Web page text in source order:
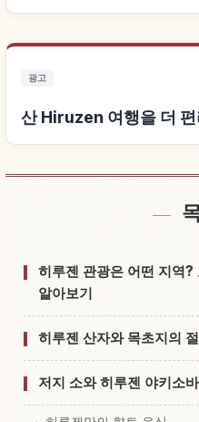
광고
산 Hiruzen 여행을 더 편
산 Hiruzen
산
히루젠 관광은 어떤 지역?
알아보기
히루젠 산자와 목초지의
저지 소와 히루젠 야키소